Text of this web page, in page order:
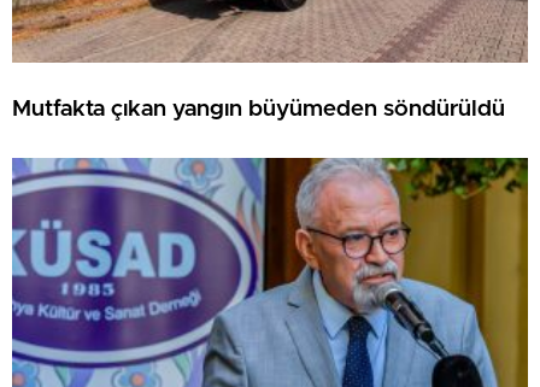
Mutfakta çıkan yangın büyümeden söndürüldü